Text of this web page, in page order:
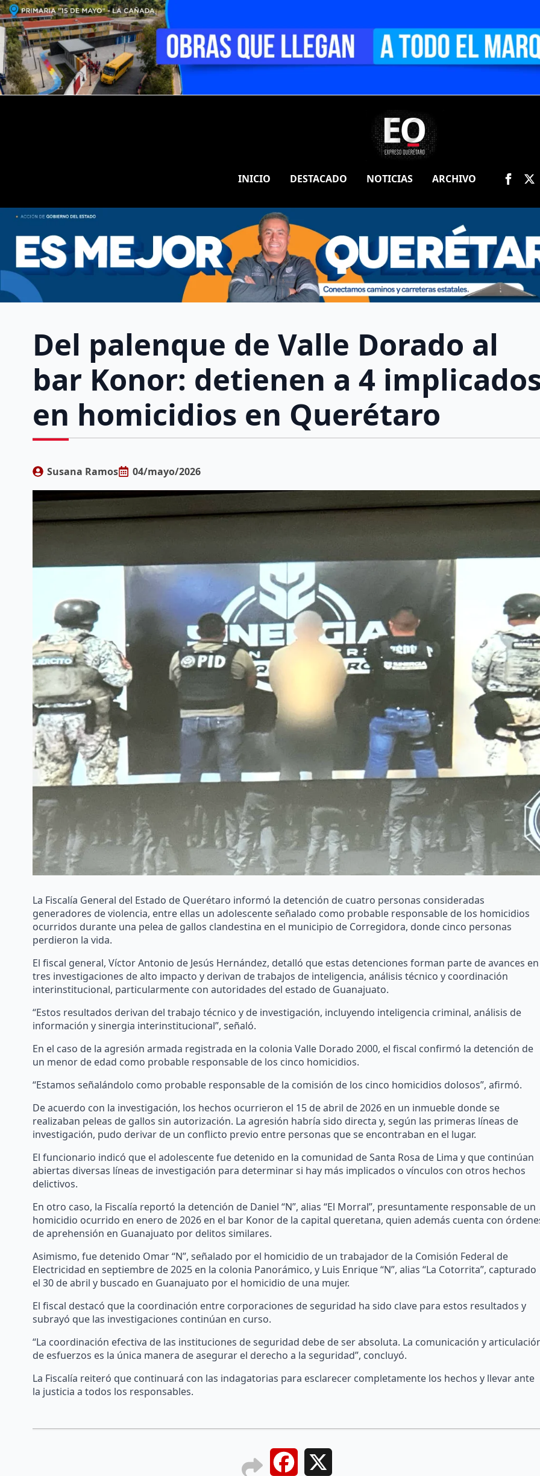
INICIO DESTACADO NOTICIAS ARCHIVO
Del palenque de Valle Dorado al
bar Konor: detienen a 4
en homicidios en Querétaro
Susana Ramos 04/mayo/2026
La Fiscalía General del Estado de Querétaro informó la detención de cuatro personas consideradas
generadores de violencia, entre ellas un adolescente señalado como probable responsable de los homicidios
ocurridos durante una pelea de gallos clandestina en el municipio de Corregidora, donde cinco personas
perdieron la vida.
El fiscal general, Víctor Antonio de Jesús Hernández, detalló que estas detenciones forman parte de avances en
tres investigaciones de alto impacto y derivan de trabajos de inteligencia, análisis técnico y coordinación
interinstitucional, particularmente con autoridades del estado de Guanajuato.
“Estos resultados derivan del trabajo técnico y de investigación, incluyendo inteligencia criminal, análisis de
información y sinergia interinstitucional”, señaló.
En el caso de la agresión armada registrada en la colonia Valle Dorado 2000, el fiscal confirmó la detención de
un menor de edad como probable responsable de los cinco homicidios.
“Estamos señalándolo como probable responsable de la comisión de los cinco homicidios dolosos”, afirmó.
De acuerdo con la investigación, los hechos ocurrieron el 15 de abril de 2026 en un inmueble donde se
realizaban peleas de gallos sin autorización. La agresión habría sido directa y, según las primeras líneas de
investigación, pudo derivar de un conflicto previo entre personas que se encontraban en el lugar.
El funcionario indicó que el adolescente fue detenido en la comunidad de Santa Rosa de Lima y que continúan
abiertas diversas líneas de investigación para determinar si hay más implicados o vínculos con otros hechos
delictivos.
En otro caso, la Fiscalía reportó la detención de Daniel “N”, alias “El Morral”, presuntamente responsable de un
homicidio ocurrido en enero de 2026 en el bar Konor de la capital queretana, quien además cuenta con
de aprehensión en Guanajuato por delitos similares.
Asimismo, fue detenido Omar “N”, señalado por el homicidio de un trabajador de la Comisión Federal de
Electricidad en septiembre de 2025 en la colonia Panorámico, y Luis Enrique “N”, alias “La Cotorrita”, capturado
el 30 de abril y buscado en Guanajuato por el homicidio de una mujer.
El fiscal destacó que la coordinación entre corporaciones de seguridad ha sido clave para estos resultados y
subrayó que las investigaciones continúan en curso.
“La coordinación efectiva de las instituciones de seguridad debe de ser absoluta. La comunicación y
de esfuerzos es la única manera de asegurar el derecho a la seguridad”, concluyó.
La Fiscalía reiteró que continuará con las indagatorias para esclarecer completamente los hechos y llevar ante
la justicia a todos los responsables.
Facebook